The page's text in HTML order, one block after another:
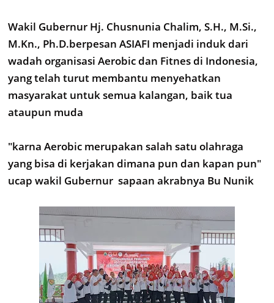
Wakil Gubernur Hj. Chusnunia Chalim, S.H., M.Si.,
M.Kn., Ph.D.berpesan ASIAFI menjadi induk dari
wadah organisasi Aerobic dan Fitnes di Indonesia,
yang telah turut membantu menyehatkan
masyarakat untuk semua kalangan, baik tua
ataupun muda
"karna Aerobic merupakan salah satu olahraga
yang bisa di kerjakan dimana pun dan kapan pun"
ucap wakil Gubernur sapaan akrabnya Bu Nunik